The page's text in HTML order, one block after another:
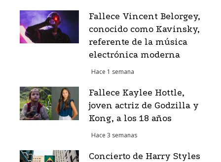
Fallece Vincent Belorgey,
conocido como Kavinsky,
referente de la música
electrónica moderna
Hace 1 semana
Fallece Kaylee Hottle,
joven actriz de Godzilla y
Kong, a los 18 años
Hace 3 semanas
Concierto de Harry Styles